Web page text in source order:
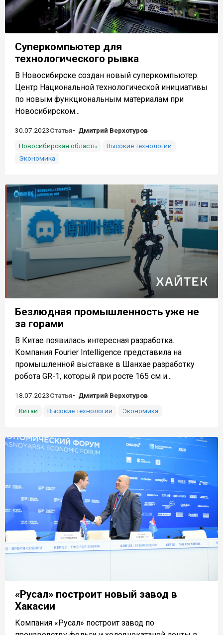
Суперкомпьютер для
технологического рывка
В Новосибирске создан новый суперкомпьютер.
Центр Национальной технологической инициативы
по новым функциональным материалам при
Новосибирском...
30.07.2023Статья
Дмитрий Верхотуров
Новосибирская область
Высокие технологии
Экономика
Безлюдная промышленность уже не
за горами
В Китае появилась интересная разработка.
Компания Fourier Intelligence представила на
промышленной выставке в Шанхае разработку
робота GR-1, который при росте 165 см и...
18.07.2023Статья
Дмитрий Верхотуров
Китай
Высокие технологии Экономика
«Русал» построит новый завод в
Хакасии
Компания «Русал» построит завод по